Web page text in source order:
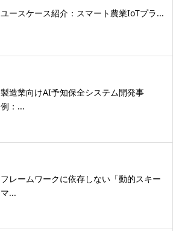
ユースケース紹介：スマート農業IoTプラ...
製造業向けAI予知保全システム開発事
例：...
フレームワークに依存しない「動的スキー
マ...